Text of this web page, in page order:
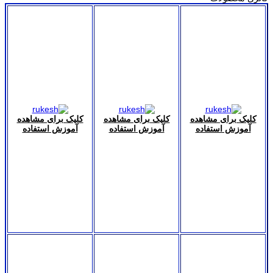
کلیک برای مشاهده
آموزش استفاده
کلیک برای مشاهده
آموزش استفاده
کلیک برای مشاهده
آموزش استفاده